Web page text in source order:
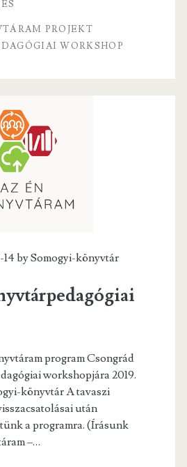
PROJEKT
WORKSHOP
14 bySomogyi-könyvtár
program Csongrád
workshopjára 2019.
könyvtár A tavaszi
után
a programra. (Írásunk
–…